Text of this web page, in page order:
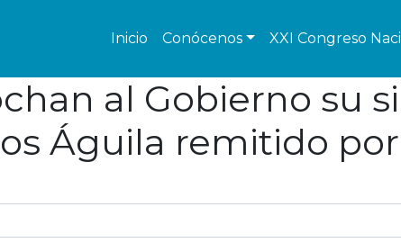
Inicio Conócenos XXI Congreso
al Gobierno su
Águila remitido